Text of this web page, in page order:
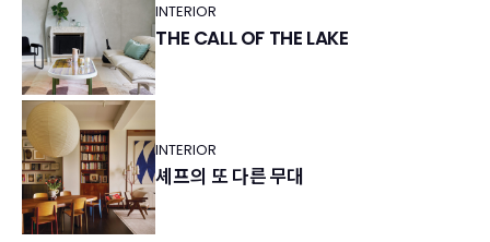
INTERIOR
THE CALL OF THE LAKE
INTERIOR
셰프의 또 다른 무대